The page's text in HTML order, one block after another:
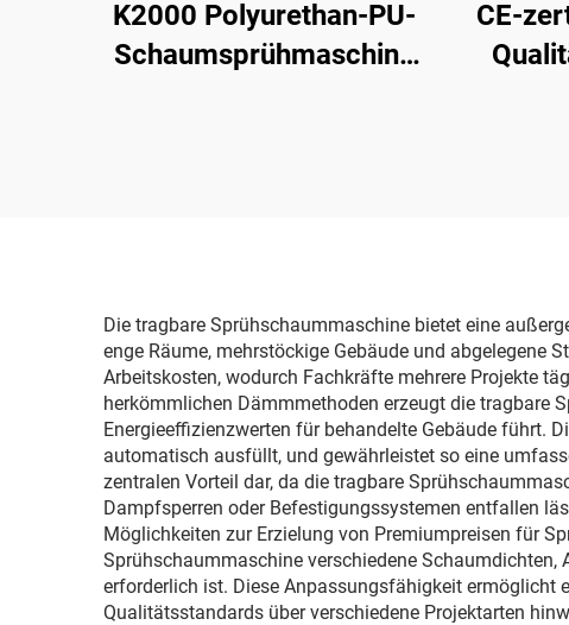
K2000 Polyurethan-PU-
Schaumsprühmaschine
CE-
Die tragbare Sprühschaummaschine bietet eine
enge Räume, mehrstöckige Gebäude und abgelegene
Arbeitskosten, wodurch Fachkräfte mehrere Projekte
herkömmlichen Dämmmethoden erzeugt die tragbare
Energieeffizienzwerten für behandelte Gebäude führt.
automatisch ausfüllt, und gewährleistet so eine
zentralen Vorteil dar, da die tragbare
Dampfsperren oder Befestigungssystemen entfallen
Möglichkeiten zur Erzielung von Premiumpreisen für
Sprühschaummaschine verschiedene
erforderlich ist. Diese Anpassungsfähigkeit ermöglicht
Qualitätsstandards über verschiedene Projektarten